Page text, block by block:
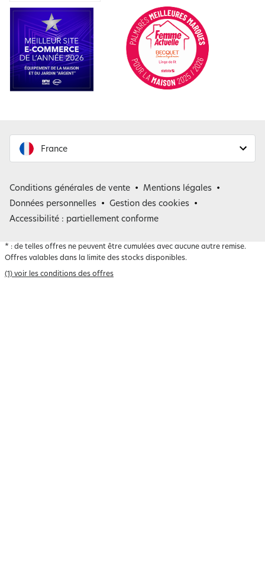
France
Belgique
Conditions générales de vente
Mentions légales
Données personnelles
Gestion des cookies
Accessibilité : partiellement conforme
* : de telles offres ne peuvent être cumulées avec aucune autre remise.
Offres valables dans la limite des stocks disponibles.
(1) voir les conditions des offres